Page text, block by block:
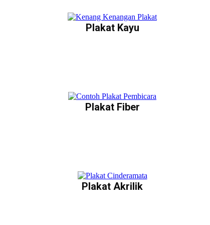
Plakat Kayu
Plakat Fiber
Plakat Akrilik